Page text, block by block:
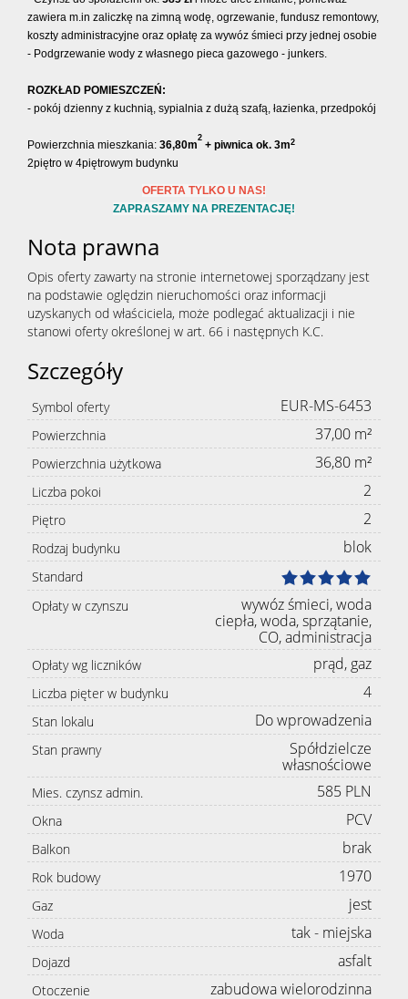
zawiera m.in zaliczkę na zimną wodę, ogrzewanie, fundusz remontowy,
koszty administracyjne oraz opłatę za wywóz śmieci przy jednej osobie
- Podgrzewanie wody z własnego pieca gazowego - junkers.
ROZKŁAD POMIESZCZEŃ:
- pokój dzienny z kuchnią, sypialnia z dużą szafą, łazienka, przedpokój
Powierzchnia mieszkania: 36,80m
2
+ piwnica ok. 3m2
2piętro w 4piętrowym budynku
OFERTA TYLKO U NAS!
ZAPRASZAMY NA PREZENTACJĘ!
Nota prawna
Opis oferty zawarty na stronie internetowej sporządzany jest
na podstawie oględzin nieruchomości oraz informacji
uzyskanych od właściciela, może podlegać aktualizacji i nie
stanowi oferty określonej w art. 66 i następnych K.C.
Szczegóły
Symbol oferty EUR-MS-6453
Powierzchnia 37,00 m²
Powierzchnia użytkowa 36,80 m²
Liczba pokoi 2
Piętro 2
Rodzaj budynku blok
Standard
Opłaty w czynszu
wywóz śmieci, woda
ciepła, woda, sprzątanie,
CO, administracja
Opłaty wg liczników prąd, gaz
Liczba pięter w budynku 4
Stan lokalu Do wprowadzenia
Stan prawny
Spółdzielcze
własnościowe
Mies. czynsz admin. 585 PLN
Okna PCV
Balkon brak
Rok budowy 1970
Gaz jest
Woda tak - miejska
Dojazd asfalt
Otoczenie zabudowa wielorodzinna